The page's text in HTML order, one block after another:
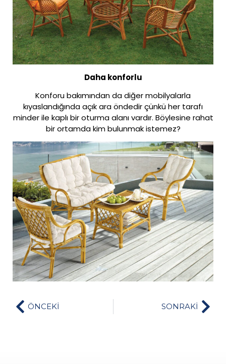
Daha konforlu
Konforu bakımından da diğer mobilyalarla
kıyaslandığında açık ara öndedir çünkü her tarafı
minder ile kaplı bir oturma alanı vardır. Böylesine rahat
bir ortamda kim bulunmak istemez?
ÖNCEKİ SONRAKİ